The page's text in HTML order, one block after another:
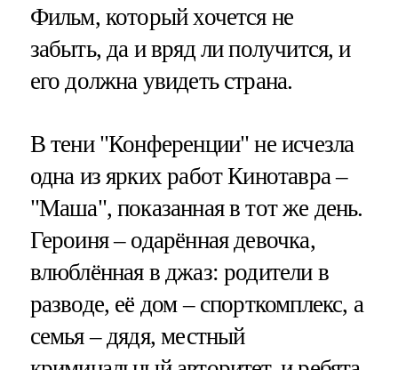
Фильм, который хочется не
забыть, да и вряд ли получится, и
его должна увидеть страна.
В тени "Конференции" не исчезла
одна из ярких работ Кинотавра –
"Маша", показанная в тот же день.
Героиня – одарённая девочка,
влюблённая в джаз: родители в
разводе, её дом – спорткомплекс, а
семья – дядя, местный